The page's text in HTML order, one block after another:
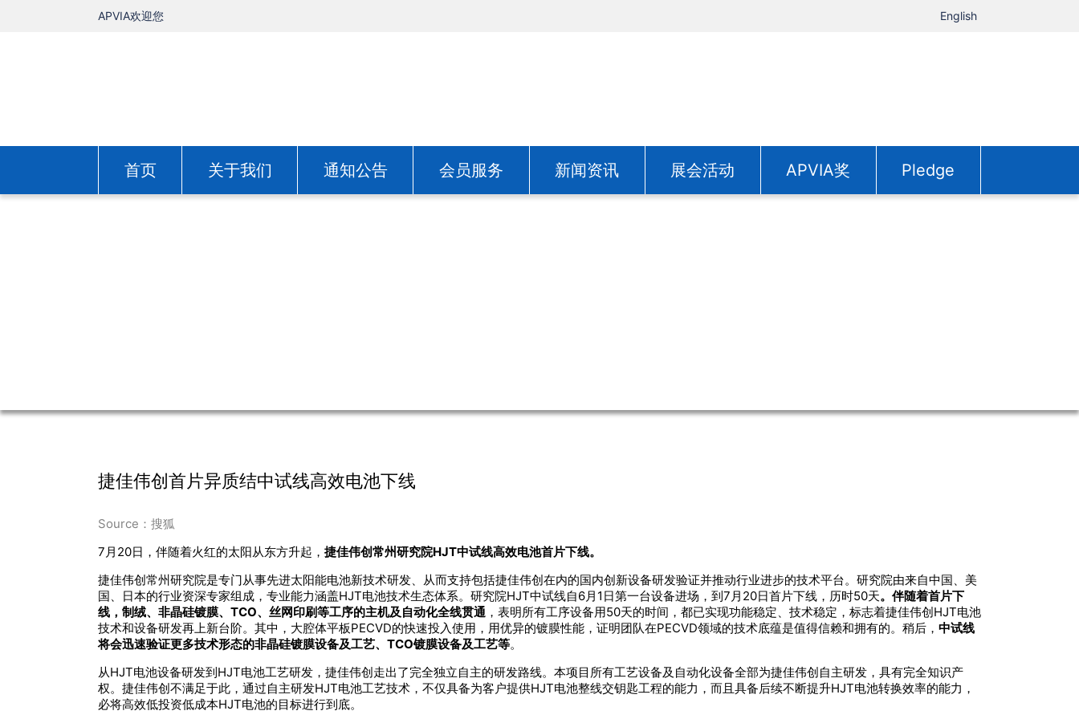
APVIA欢迎您 English
首页 关于我们 通知公告 会员服务 新闻资讯 展会活动 APVIA奖 Pledge
捷佳伟创首片异质结中试线高效电池下线
Source：搜狐
7月20日，伴随着火红的太阳从东方升起， 捷佳伟创常州研究院HJT中试线高效电池首片下线。
捷佳伟创常州研究院是专门从事先进太阳能电池新技术研发、从而支持包括捷佳伟创在内的国内创新设备研发验证并推动行业进步的技术平台。研究院由来自中国、美
国、日本的行业资深专家组成，专业能力涵盖HJT电池技术生态体系。研究院HJT中试线自6月1日第一台设备进场，到7月20日首片下线，历时50天。伴随着首片下
线，制绒、非晶硅镀膜、TCO、丝网印刷等工序的主机及自动化全线贯通 ，表明所有工序设备用50天的时间，都已实现功能稳定、技术稳定，标志着捷佳伟创HJT电池
技术和设备研发再上新台阶。其中，大腔体平板PECVD的快速投入使用，用优异的镀膜性能，证明团队在PECVD领域的技术底蕴是值得信赖和拥有的。稍后， 中试线
将会迅速验证更多技术形态的非晶硅镀膜设备及工艺、TCO镀膜设备及工艺等。
从HJT电池设备研发到HJT电池工艺研发，捷佳伟创走出了完全独立自主的研发路线。本项目所有工艺设备及自动化设备全部为捷佳伟创自主研发，具有完全知识产
权。捷佳伟创不满足于此，通过自主研发HJT电池工艺技术，不仅具备为客户提供HJT电池整线交钥匙工程的能力，而且具备后续不断提升HJT电池转换效率的能力，
必将高效低投资低成本HJT电池的目标进行到底。